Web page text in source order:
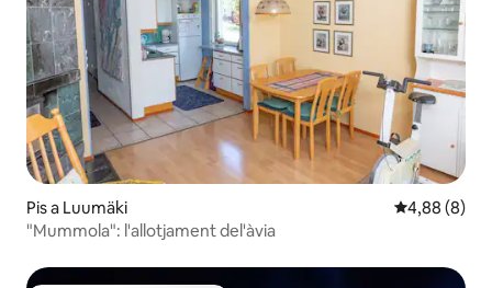
Pis a Luumäki 4,88 de
4,88 (8)
"Mummola": l'allotjament del'àvia